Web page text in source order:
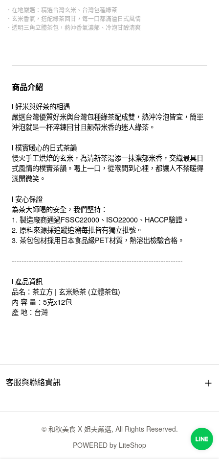
．在地嚴選：精選台灣玄米、台灣包種綠茶
．玄米香氣，搭配綠茶回甘，每一口都滿溢日式風情
．透明三角立體茶包，熱沖香氣濃郁、冷泡甘醇清爽
商品介紹
l 好米與好茶的相遇
嚴選台灣優質好米與台灣包種綠茶配成雙，熱沖冷泡皆宜，簡單
沖泡就是一杯淬鍊回甘且韻帶米香的迷人綠茶。
l 樸實暖心的日式茶韻
慢火手工烘焙的玄米，為清新茶湯添一抹濃郁米香，交織最具日
式風情的樸實茶韻。喝上一口，從喉間到心裡，都讓人不禁暖得
漾開微笑。
l 安心保證
為茶大師喝的安全，我們堅持：
1. 製造廠商通過FSSC22000、ISO22000、HACCP驗證。
2. 原料來源採追蹤追溯每批皆有獨立批號。
3. 茶包包材採用日本食品級PET材質，熱溶出檢驗合格。
----------------------------------------------------------------------
l 產品資訊
品名：茶立方 | 玄米綠茶 (立體茶包)
內 容 量：5克x12包
產 地：台灣
客服與聯絡資訊
© 和秋美食 X 姐夫嚴選, All Rights Reserved.
POWERED by LiteShop